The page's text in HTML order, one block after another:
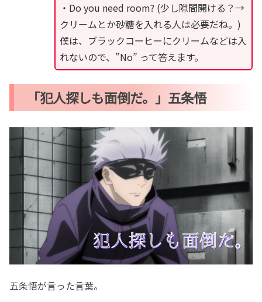
・Do you need room? (少し隙間開ける？→
クリームとか砂糖を入れる人は必要だね。)
僕は、ブラックコーヒーにクリームなどは入
れないので、”No” って答えます。
「犯人探しも面倒だ。」五条悟
五条悟が言った言葉。